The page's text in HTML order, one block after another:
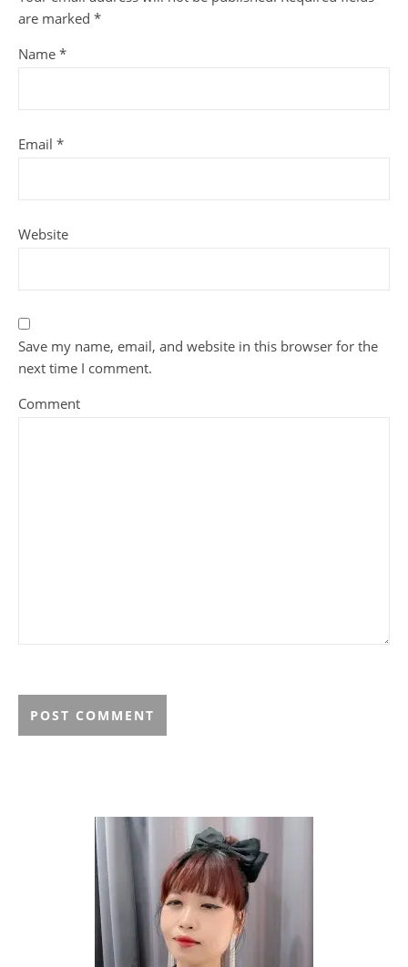
are marked *
Name *
Email *
Website
Save my name, email, and website in this browser for the
next time I comment.
Comment